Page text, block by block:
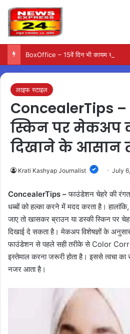
लाइफ स्टाइल
ConcealerTips –
स्किन पर मेकअप
दिखाने के आसान
Krati Kashyap Journalist July
ConcealerTips –फाउंडेशन चेहरे की
धब्बों को हल्का करने में मदद करता है।
जाए तो खासकर ब्राउन या डस्की स्किन पर
दिखाई दे सकता है। मेकअप विशेषज्ञों के
फाउंडेशन से पहले सही तरीके से Color
इस्तेमाल करना जरूरी होता है। इससे त्वचा
नजर आता है।